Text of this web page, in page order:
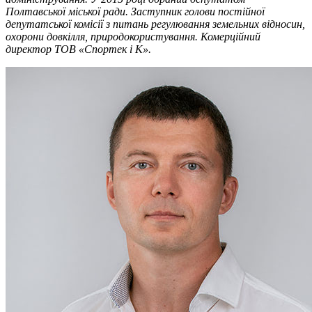
Полтавської міської ради. Заступник голови постійної
депутатської комісії з питань регулювання земельних відносин,
охорони довкілля, природокористування. Комерційний
директор ТОВ «Спортек і К».